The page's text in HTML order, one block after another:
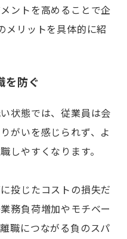
ントを高めることで企
メリットを具体的に紹
を防ぐ
状態では、従業員は会
がいを感じられず、よ
しやすくなります。
投じたコストの損失だ
務負荷増加やモチベー
職につながる負のスパ